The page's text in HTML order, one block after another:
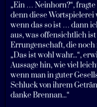
„Ein … Neinhorn?“,
denn diese Wortspielerei
wenn das so ist … dann
aus, was offensichtlich
Errungenschaft, die
„Das ist wohl wahr...“,
Aussage hin, wie viel
wenn man in guter
Schluck von ihrem
danke Brennan...“